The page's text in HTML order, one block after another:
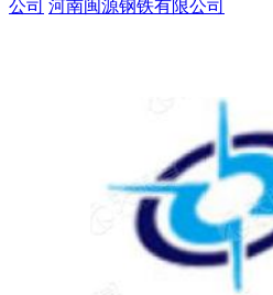
公司 河南闽源钢铁有限公司